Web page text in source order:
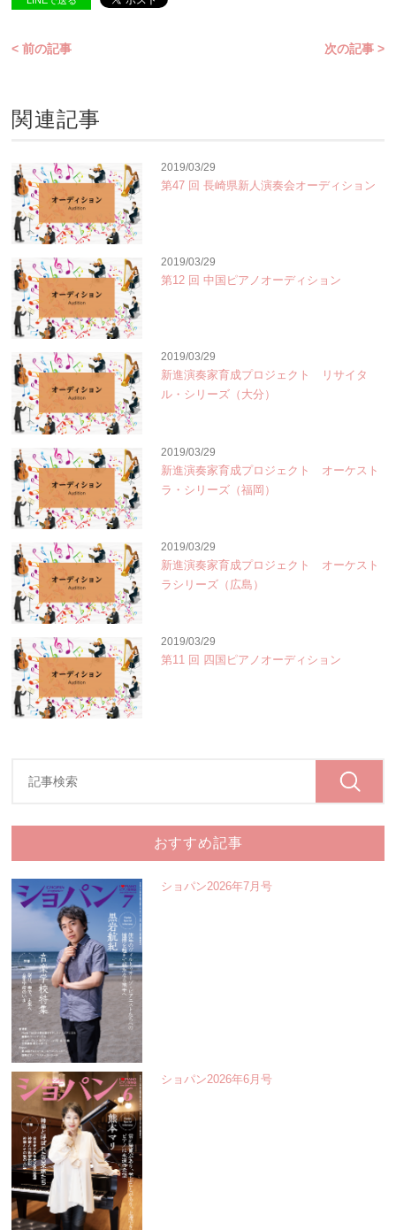
< 前の記事 次の記事 >
関連記事
2019/03/29
第47 回 長崎県新人演奏会オーディション
2019/03/29
第12 回 中国ピアノオーディション
2019/03/29
新進演奏家育成プロジェクト リサイタ
ル・シリーズ（大分）
2019/03/29
新進演奏家育成プロジェクト オーケスト
ラ・シリーズ（福岡）
2019/03/29
新進演奏家育成プロジェクト オーケスト
ラシリーズ（広島）
2019/03/29
第11 回 四国ピアノオーディション
おすすめ記事
ショパン2026年7月号
ショパン2026年6月号